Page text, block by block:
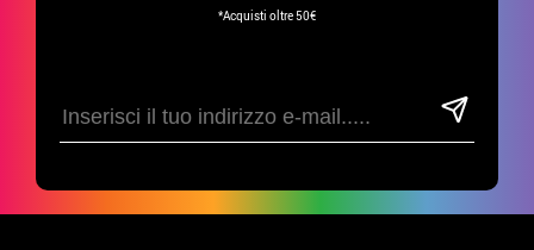
*Acquisti oltre 50€